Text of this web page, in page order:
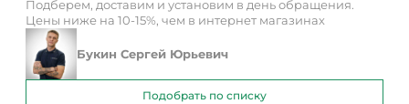
Подберем, доставим и установим в день обращения.
Цены ниже на 10-15%, чем в интернет магазинах
Букин Сергей Юрьевич
Подобрать по списку